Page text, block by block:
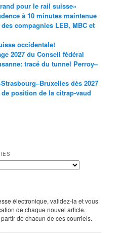
pour le rail suisse»
à 10 minutes maintenue
compagnies LEB, MBC et
occidentale!
2027 du Conseil fédéral
tracé du tunnel Perroy–
dès 2027
position de la citrap-vaud
électronique, validez-la et vous
de chaque nouvel article.
de chacun de ces courriels.